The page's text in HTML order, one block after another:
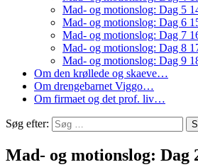
Mad- og motionslog: Dag 5
Mad- og motionslog: Dag 6
Mad- og motionslog: Dag 7
Mad- og motionslog: Dag 8
Mad- og motionslog: Dag 9
Om den krøllede og skaeve…
Om drengebarnet Viggo…
Om firmaet og det prof. liv…
Søg efter:
Mad- og motionslog: Dag